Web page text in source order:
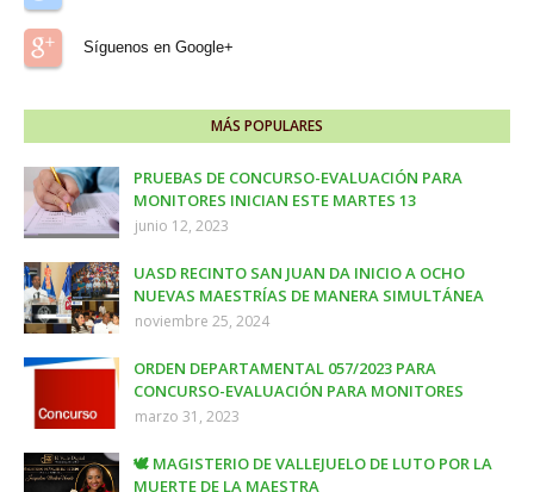
Síguenos en Google+
MÁS POPULARES
PRUEBAS DE CONCURSO-EVALUACIÓN PARA
MONITORES INICIAN ESTE MARTES 13
junio 12, 2023
UASD RECINTO SAN JUAN DA INICIO A OCHO
NUEVAS MAESTRÍAS DE MANERA SIMULTÁNEA
noviembre 25, 2024
ORDEN DEPARTAMENTAL 057/2023 PARA
CONCURSO-EVALUACIÓN PARA MONITORES
marzo 31, 2023
🕊️ MAGISTERIO DE VALLEJUELO DE LUTO POR LA
MUERTE DE LA MAESTRA